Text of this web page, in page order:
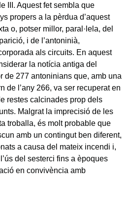
III. Aquest fet sembla que
propers a la pèrdua d’aquest
o, potser millor, paral·lela, del
i de l’antoninià,
als circuits. En aquest
la notícia antiga del
de 277 antoninians que, amb una
de l’any 266, va ser recuperat en
restes calcinades prop dels
Malgrat la imprecisió de les
troballa, és molt probable que
amb un contingut ben diferent,
a causa del mateix incendi i,
del sesterci fins a èpoques
en convivència amb